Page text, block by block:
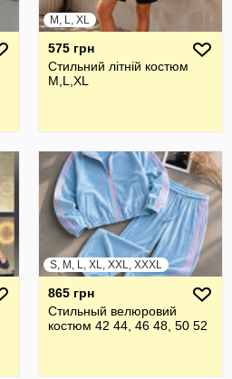
M, L, XL
575 грн
Стильний літній костюм
M,L,XL
S, M, L, XL, XXL, XXXL
865 грн
Стильный велюровий
костюм 42 44, 46 48, 50 52